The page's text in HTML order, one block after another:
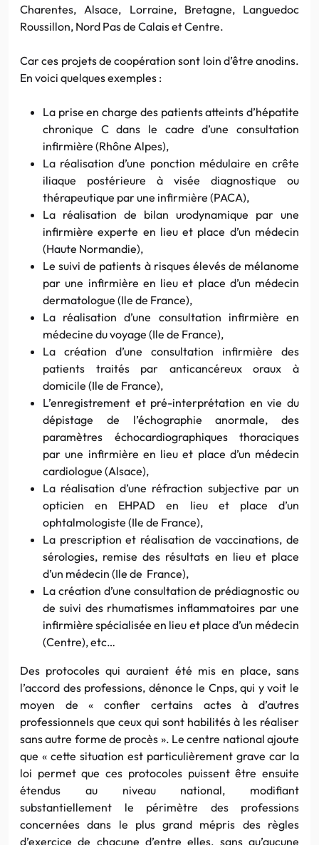
Charentes, Alsace, Lorraine, Bretagne, Languedoc
Roussillon, Nord Pas de Calais et Centre.
Car ces projets de coopération sont loin d’être anodins.
En voici quelques exemples :
La prise en charge des patients atteints d’hépatite
chronique C dans le cadre d’une consultation
infirmière (Rhône Alpes),
La réalisation d’une ponction médulaire en crête
iliaque postérieure à visée diagnostique ou
thérapeutique par une infirmière (PACA),
La réalisation de bilan urodynamique par une
infirmière experte en lieu et place d’un médecin
(Haute Normandie),
Le suivi de patients à risques élevés de mélanome
par une infirmière en lieu et place d’un médecin
dermatologue (Ile de France),
La réalisation d’une consultation infirmière en
médecine du voyage (Ile de France),
La création d’une consultation infirmière des
patients traités par anticancéreux oraux à
domicile (Ile de France),
L’enregistrement et pré-interprétation en vie du
dépistage de l’échographie anormale, des
paramètres échocardiographiques thoraciques
par une infirmière en lieu et place d’un médecin
cardiologue (Alsace),
La réalisation d’une réfraction subjective par un
opticien en EHPAD en lieu et place d’un
ophtalmologiste (Ile de France),
La prescription et réalisation de vaccinations, de
sérologies, remise des résultats en lieu et place
d’un médecin (Ile de France),
La création d’une consultation de prédiagnostic ou
de suivi des rhumatismes inflammatoires par une
infirmière spécialisée en lieu et place d’un médecin
(Centre), etc…
Des protocoles qui auraient été mis en place, sans
l’accord des professions, dénonce le Cnps, qui y voit le
moyen de « confier certains actes à d’autres
professionnels que ceux qui sont habilités à les réaliser
sans autre forme de procès ». Le centre national ajoute
que « cette situation est particulièrement grave car la
loi permet que ces protocoles puissent être ensuite
étendus au niveau national, modifiant
substantiellement le périmètre des professions
concernées dans le plus grand mépris des règles
d’exercice de chacune d’entre elles, sans qu’aucune